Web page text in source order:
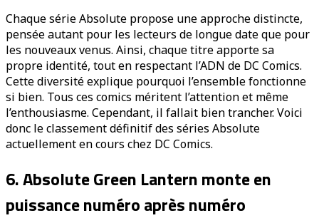
Chaque série Absolute propose une approche distincte,
pensée autant pour les lecteurs de longue date que pour
les nouveaux venus. Ainsi, chaque titre apporte sa
propre identité, tout en respectant l’ADN de DC Comics.
Cette diversité explique pourquoi l’ensemble fonctionne
si bien. Tous ces comics méritent l’attention et même
l’enthousiasme. Cependant, il fallait bien trancher. Voici
donc le classement définitif des séries Absolute
actuellement en cours chez DC Comics.
6. Absolute Green Lantern monte en
puissance numéro après numéro